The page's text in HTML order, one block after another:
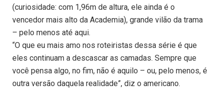
(curiosidade: com 1,96m de altura, ele ainda é o
vencedor mais alto da Academia), grande vilão da trama
– pelo menos até aqui.
“O que eu mais amo nos roteiristas dessa série é que
eles continuam a descascar as camadas. Sempre que
você pensa algo, no fim, não é aquilo – ou, pelo menos, é
outra versão daquela realidade”, diz o americano.